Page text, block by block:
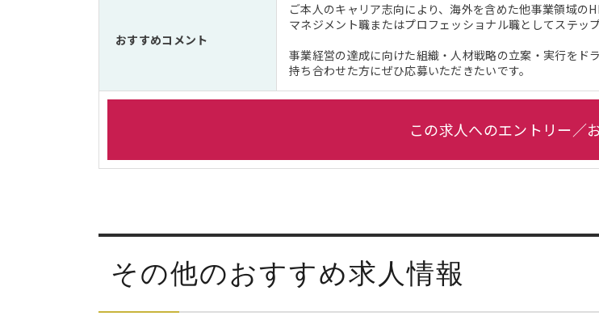
おすすめコメント
ご本人のキャリア志向により、海外を含めた他事業領域の
マネジメント職またはプロフェッショナル職としてステッ
事業経営の達成に向けた組織・人材戦略の立案・実行を
持ち合わせた方にぜひ応募いただきたいです。
この求人へのエントリー／
その他のおすすめ求人情報